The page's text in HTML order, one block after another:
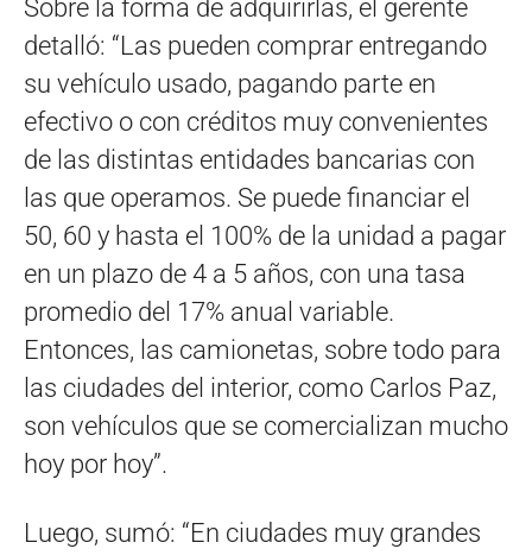
Sobre la forma de adquirirlas, el gerente
detalló: “Las pueden comprar entregando
su vehículo usado, pagando parte en
efectivo o con créditos muy convenientes
de las distintas entidades bancarias con
las que operamos. Se puede financiar el
50, 60 y hasta el 100% de la unidad a pagar
en un plazo de 4 a 5 años, con una tasa
promedio del 17% anual variable.
Entonces, las camionetas, sobre todo para
las ciudades del interior, como Carlos Paz,
son vehículos que se comercializan mucho
hoy por hoy”.
Luego, sumó: “En ciudades muy grandes